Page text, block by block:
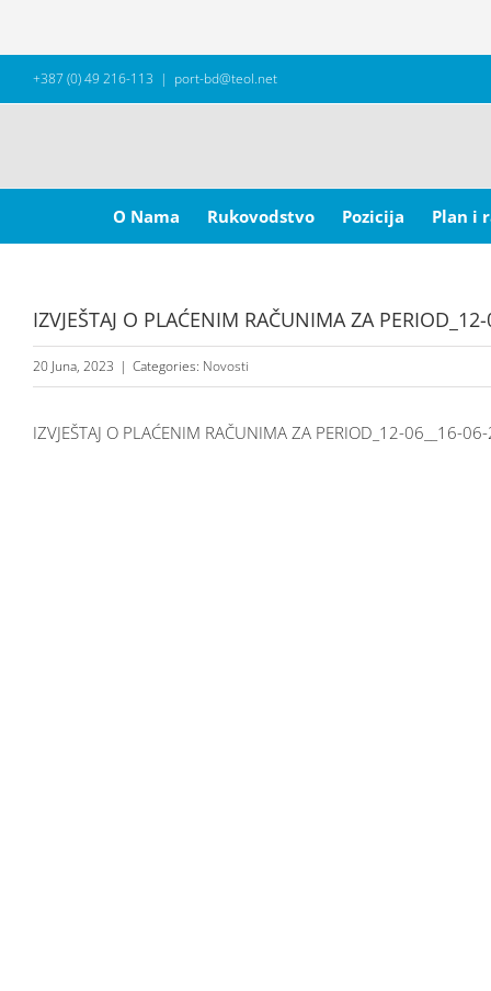
+387 (0) 49 216-113 | port-bd@teol.net
for:
O Nama
Rukovodstvo Pozicija Plan i
IZVJEŠTAJ O PLAĆENIM RAČUNIMA ZA
20 Juna, 2023 | Categories: Novosti
IZVJEŠTAJ O PLAĆENIM RAČUNIMA ZA PERIOD_12-06__16-